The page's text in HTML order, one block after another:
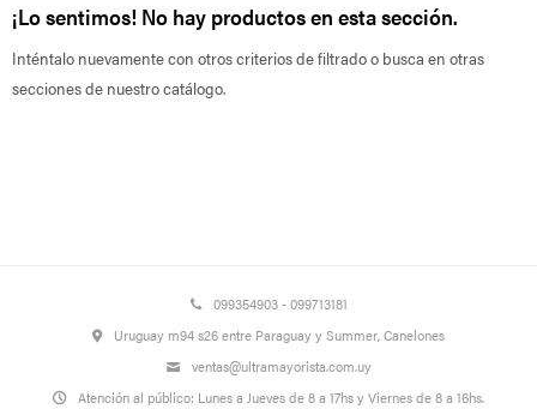
¡Lo sentimos! No hay productos en esta sección.
Inténtalo nuevamente con otros criterios de filtrado o busca en otras
secciones de nuestro catálogo.
099354903 - 099713181
Uruguay m94 s26 entre Paraguay y Summer, Canelones
ventas@ultramayorista.com.uy
Atención al público: Lunes a Jueves de 8 a 17hs y Viernes de 8 a 16hs.